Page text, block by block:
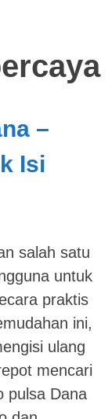
–
Isi
salah satu
untuk
praktis
ini,
ulang
mencari
pulsa Dana